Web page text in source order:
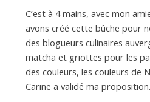
C’est à 4 mains, avec mon
avons créé cette bûche pour
des blogueurs culinaires
matcha et griottes pour les
des couleurs, les couleurs de
Carine a validé ma